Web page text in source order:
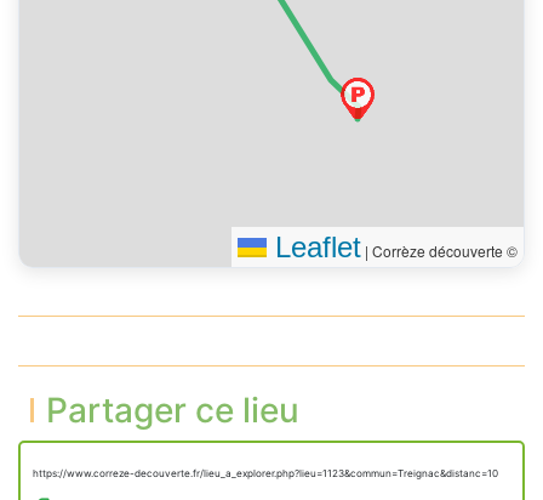
Leaflet | Corrèze découverte ©
Partager ce lieu
https://www.correze-decouverte.fr/lieu_a_explorer.php?lieu=1123&commun=Treignac&distanc=10